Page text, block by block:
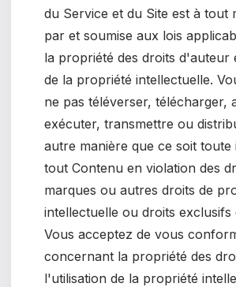
du Service et du Site est à tout
par et soumise aux lois
la propriété des droits d'auteur
de la propriété intellectuelle.
ne pas téléverser, télécharger,
exécuter, transmettre ou
autre manière que ce soit
tout Contenu en violation des
marques ou autres droits de
intellectuelle ou droits exclusifs
Vous acceptez de vous
concernant la propriété des
l'utilisation de la propriété